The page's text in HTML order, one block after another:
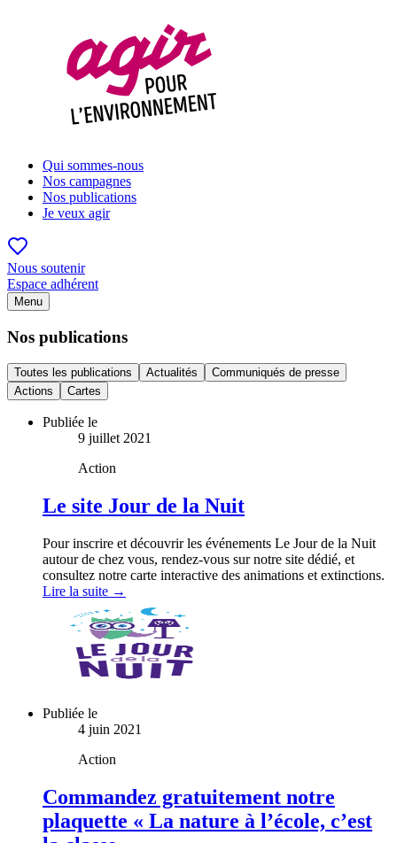
Qui sommes-nous
Nos campagnes
Nos publications
Je veux agir
Nous soutenir
Espace adhérent
Menu
Nos publications
Toutes les publications Actualités
Communiqués de presse
Actions
Cartes
Publiée le
9 juillet 2021
Action
Le site Jour de la Nuit
Pour inscrire et découvrir les événements Le Jour de la Nuit
autour de chez vous, rendez-vous sur notre site dédié, et
consultez notre carte interactive des animations et extinctions.
Lire la suite →
Publiée le
4 juin 2021
Action
Commandez gratuitement notre
plaquette « La nature à l’école, c’est